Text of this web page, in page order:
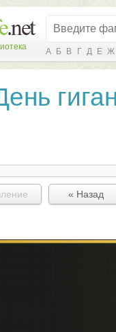
А Б В Г Д Е Ж
« Назад